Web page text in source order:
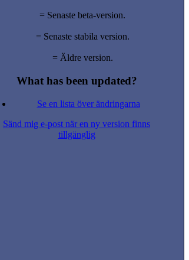
= Senaste beta-version.
= Senaste stabila version.
= Äldre version.
What has been updated?
Se en lista över ändringarna
Sänd mig e-post när en ny version finns
tillgänglig